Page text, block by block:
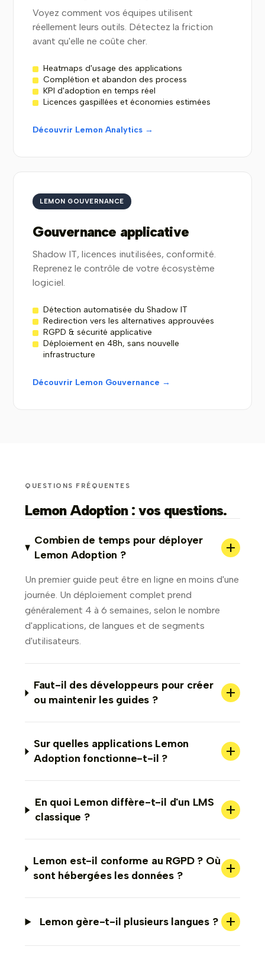
Voyez comment vos équipes utilisent
réellement leurs outils. Détectez la friction
avant qu'elle ne coûte cher.
Heatmaps d'usage des applications
Complétion et abandon des process
KPI d'adoption en temps réel
Licences gaspillées et économies estimées
Découvrir Lemon Analytics →
LEMON GOUVERNANCE
Gouvernance applicative
Shadow IT, licences inutilisées, conformité.
Reprenez le contrôle de votre écosystème
logiciel.
Détection automatisée du Shadow IT
Redirection vers les alternatives approuvées
RGPD & sécurité applicative
Déploiement en 48h, sans nouvelle
infrastructure
Découvrir Lemon Gouvernance →
QUESTIONS FRÉQUENTES
Lemon Adoption : vos questions.
Combien de temps pour déployer
Lemon Adoption ?
+
Un premier guide peut être en ligne en moins d'une
journée. Un déploiement complet prend
généralement 4 à 6 semaines, selon le nombre
d'applications, de langues et de segments
d'utilisateurs.
Faut-il des développeurs pour créer
ou maintenir les guides ?
+
Sur quelles applications Lemon
Adoption fonctionne-t-il ?
+
En quoi Lemon diffère-t-il d'un LMS
classique ?
+
Lemon est-il conforme au RGPD ? Où
sont hébergées les données ?
+
Lemon gère-t-il plusieurs langues ? +